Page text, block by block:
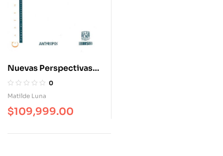
Nuevas Perspectivas
Para El Estudio De Las
Asociaciones
0
Matilde Luna
$109,999.00